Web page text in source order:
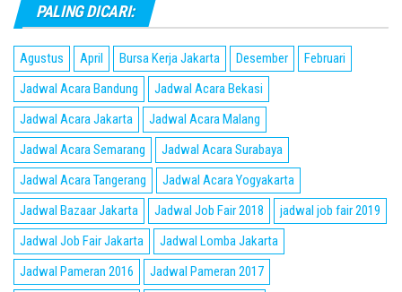
PALING DICARI:
Agustus April Bursa Kerja Jakarta Desember
Februari
Jadwal Acara Bandung
Jadwal Acara Bekasi
Jadwal Acara Jakarta
Jadwal Acara Malang
Jadwal Acara Semarang
Jadwal Acara Surabaya
Jadwal Acara Tangerang
Jadwal Acara Yogyakarta
Jadwal Bazaar Jakarta
Jadwal Job Fair 2018
jadwal job fair 2019
Jadwal Job Fair Jakarta
Jadwal Lomba Jakarta
Jadwal Pameran 2016
Jadwal Pameran 2017